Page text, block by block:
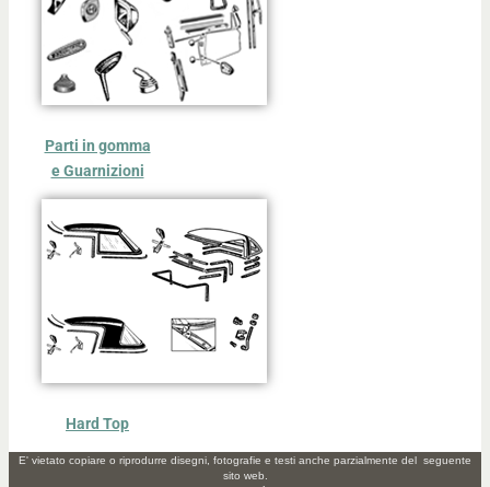
Parti in gomma
e Guarnizioni
Hard Top
E' vietato copiare o riprodurre disegni, fotografie e testi anche parzialmente del seguente
sito web.